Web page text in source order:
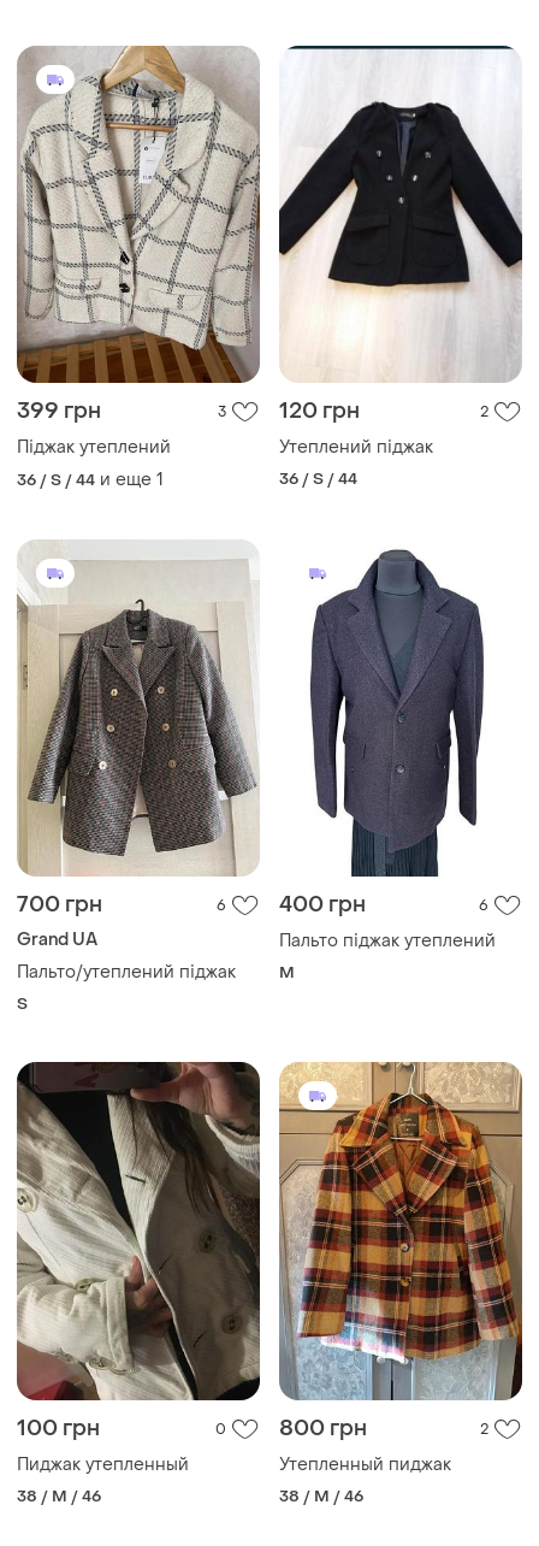
399 грн 3
Піджак утеплений
36 / S / 44 и еще 1
120 грн 2
Утеплений піджак
36 / S / 44
700 грн 6
Grand UA
Пальто/утеплений піджак
S
400 грн 6
Пальто піджак утеплений
M
100 грн 0
Пиджак утепленный
38 / M / 46
800 грн 2
Утепленный пиджак
38 / M / 46